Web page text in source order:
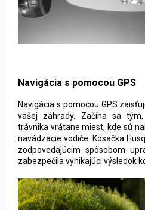
Navigácia s pomocou GPS
Navigácia s pomocou GPS
vašej záhrady. Začína sa
trávnika vrátane miest, kde sú
navádzacie vodiče. Kosačka
zodpovedajúcim spôsobom
zabezpečila vynikajúci výsledok